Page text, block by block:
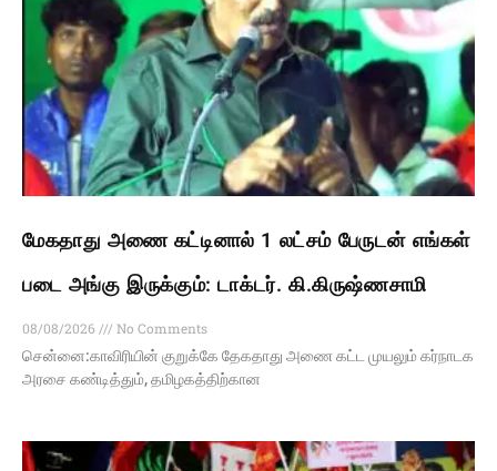
மேகதாது அணை கட்டினால் 1 லட்சம் பேருடன் எங்கள்
படை அங்கு இருக்கும்: டாக்டர். கி.கிருஷ்ணசாமி
08/08/2026
No Comments
சென்னை:காவிரியின் குறுக்கே தேகதாது அணை கட்ட முயலும் கர்நாடக
அரசை கண்டித்தும், தமிழகத்திற்கான